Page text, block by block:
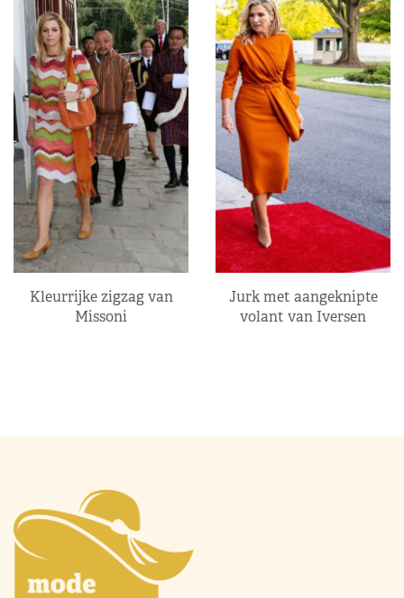
Kleurrijke zigzag van
Missoni
Jurk met aangeknipte
volant van Iversen